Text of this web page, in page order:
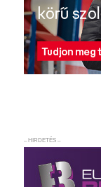
– HIRDETÉS –